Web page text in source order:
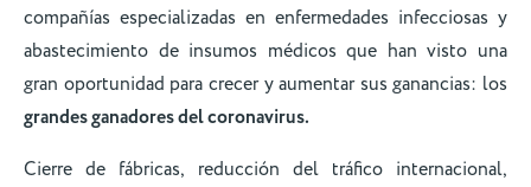
compañías especializadas en enfermedades infecciosas y
abastecimiento de insumos médicos que han visto una
gran oportunidad para crecer y aumentar sus ganancias: los
grandes ganadores del coronavirus.
Cierre de fábricas, reducción del tráfico internacional,